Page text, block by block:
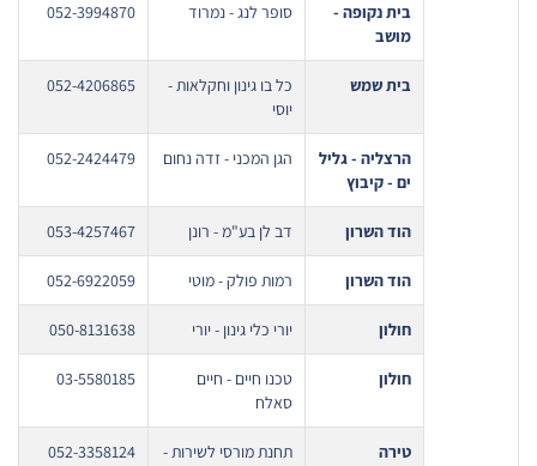
בית נקופה -
מושב
סופר לנג - נמרוד 052-3994870
בית שמש
כל בו גינון וחקלאות -
יוסי
052-4206865
הרצליה - גליל
ים - קיבוץ
הגן המכני - זדה נחום 052-2424479
הוד השרון דב לן בע"מ - רונן 053-4257467
הוד השרון רמות פולק - מוטי 052-6922059
חולון יורי כלי גינון - יורי 050-8131638
חולון
טכנו חיים - חיים
סאלח
03-5580185
טירה
תחנת מורסי לשירות -
052-3358124